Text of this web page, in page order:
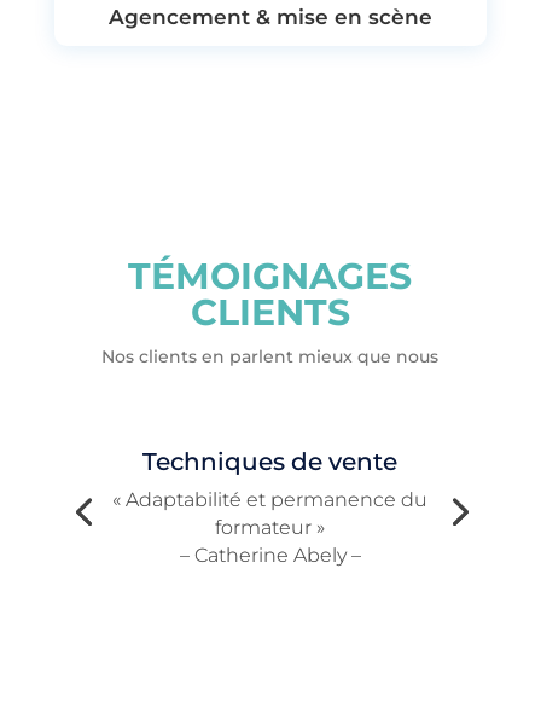
Agencement & mise en scène
TÉMOIGNAGES
CLIENTS
Nos clients en parlent mieux que nous
Techniques de vente
« Adaptabilité et permanence du
formateur »
– Catherine Abely –